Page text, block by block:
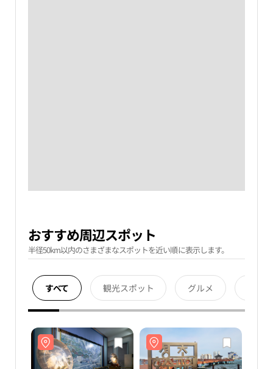
おすすめ周辺スポット
半径50km以内のさまざまなスポットを近い順に表示します。
すべて 観光スポット グルメ